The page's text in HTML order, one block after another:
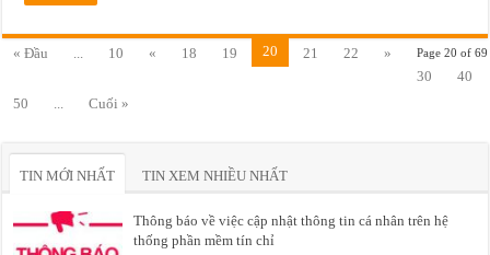
Page 20 of 69
« Đầu 10 « 18 19 20 21 22
»
30
40
50
Cuối »
TIN MỚI NHẤT TIN XEM NHIỀU NHẤT
Thông báo về việc cập nhật thông tin cá nhân trên hệ
thống phần mềm tín chỉ